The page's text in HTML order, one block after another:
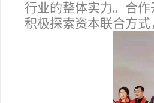
行业的整体实力。合
积极探索资本联合方